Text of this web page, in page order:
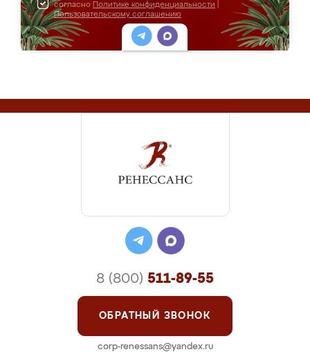
согласно Политике конфиденциальности
Пользовательскому соглашению
8 (800) 511-89-55
ОБРАТНЫЙ ЗВОНОК
corp-renessans@yandex.ru